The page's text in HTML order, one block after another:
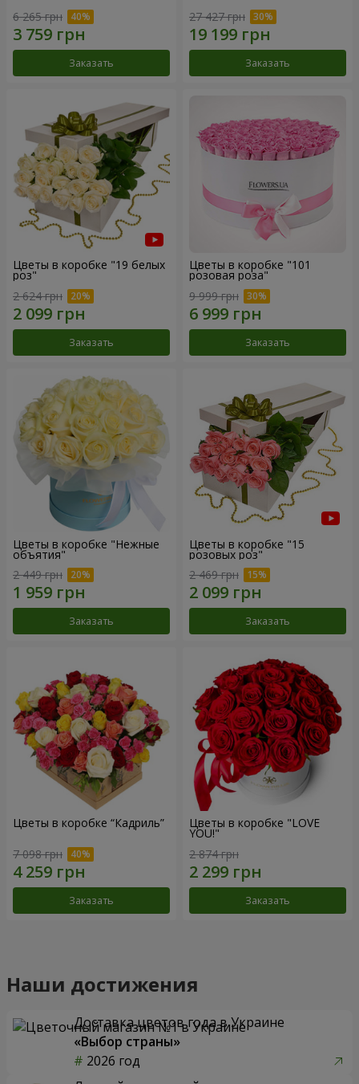
6 265 грн
Заказать
27 427 грн
Заказать
Цветы в коробке "19 белых
роз"
2 624 грн
Заказать
Цветы в коробке "101
розовая роза"
9 999 грн
Заказать
Цветы в коробке "Нежные
объятия"
2 449 грн
Заказать
Цветы в коробке "15
розовых роз"
2 469 грн
Заказать
Цветы в коробке “Кадриль”
7 098 грн
Заказать
Цветы в коробке "LOVE
YOU!"
2 874 грн
Заказать
Наши достижения
Доставка цветов года в Украине
«Выбор страны»
2026 год